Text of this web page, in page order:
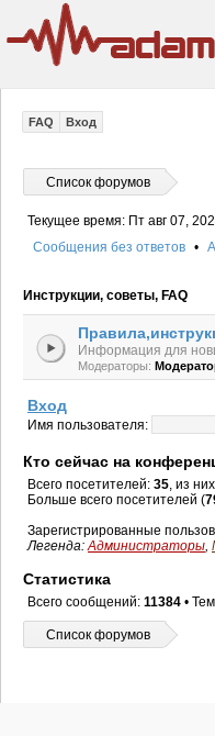
FAQ Вход
Список форумов
Текущее время: Пт авг 07,
Сообщения без ответов •
Инструкции, советы, FAQ
Информация для
Модераторы:
Вход
Имя пользователя:
Кто сейчас на
Всего посетителей: 35, из
Больше всего посетителей (
Зарегистрированные
Легенда:Администраторы,
Статистика
Всего сообщений: 11384 •
Список форумов